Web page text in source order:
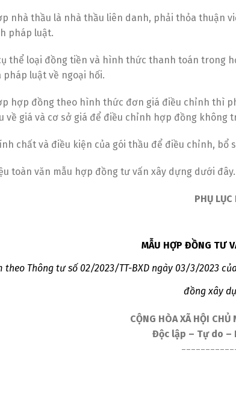
nhà thầu là nhà thầu liên danh, phải thỏa thuận
pháp luật.
thể loại đồng tiền và hình thức thanh toán trong
pháp luật về ngoại hối.
hợp đồng theo hình thức đơn giá điều chỉnh thì
về giá và cơ sở giá để điều chỉnh hợp đồng
chất và điều kiện của gói thầu để điều chỉnh, bổ
toàn văn mẫu hợp đồng tư vấn xây dựng dưới đây.
PHỤ LỤC
MẪU HỢP ĐỒNG TƯ
theo Thông tư số 02/2023/TT-BXD ngày 03/3/2023
đồng xây
CỘNG HÒA XÃ HỘI CHỦ
Độc lập – Tự do –